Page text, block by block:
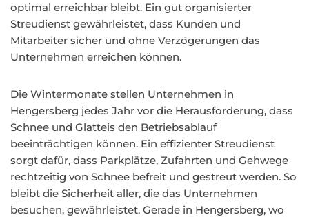
optimal erreichbar bleibt. Ein gut organisierter
Streudienst gewährleistet, dass Kunden und
Mitarbeiter sicher und ohne Verzögerungen das
Unternehmen erreichen können.
Die Wintermonate stellen Unternehmen in
Hengersberg jedes Jahr vor die Herausforderung, dass
Schnee und Glatteis den Betriebsablauf
beeinträchtigen können. Ein effizienter Streudienst
sorgt dafür, dass Parkplätze, Zufahrten und Gehwege
rechtzeitig von Schnee befreit und gestreut werden. So
bleibt die Sicherheit aller, die das Unternehmen
besuchen, gewährleistet. Gerade in Hengersberg, wo